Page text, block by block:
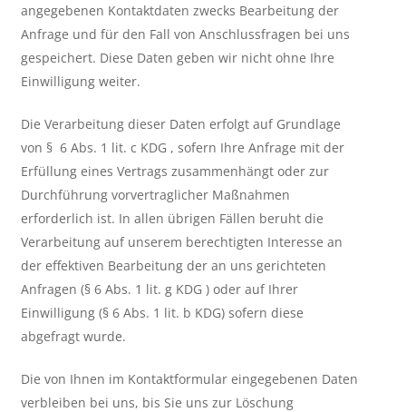
angegebenen Kontaktdaten zwecks Bearbeitung der
Anfrage und für den Fall von Anschlussfragen bei uns
gespeichert. Diese Daten geben wir nicht ohne Ihre
Einwilligung weiter.
Die Verarbeitung dieser Daten erfolgt auf Grundlage
von § 6 Abs. 1 lit. c KDG , sofern Ihre Anfrage mit der
Erfüllung eines Vertrags zusammenhängt oder zur
Durchführung vorvertraglicher Maßnahmen
erforderlich ist. In allen übrigen Fällen beruht die
Verarbeitung auf unserem berechtigten Interesse an
der effektiven Bearbeitung der an uns gerichteten
Anfragen (§ 6 Abs. 1 lit. g KDG ) oder auf Ihrer
Einwilligung (§ 6 Abs. 1 lit. b KDG) sofern diese
abgefragt wurde.
Die von Ihnen im Kontaktformular eingegebenen Daten
verbleiben bei uns, bis Sie uns zur Löschung